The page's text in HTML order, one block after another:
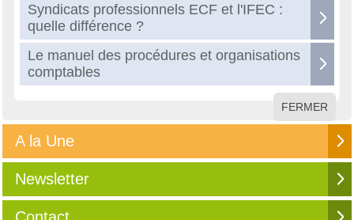
Syndicats professionnels ECF et l'IFEC :
quelle différence ?
Le manuel des procédures et organisations
comptables
FERMER
A la Une
Newsletter